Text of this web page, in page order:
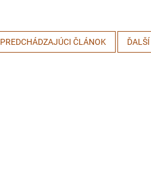
PREDCHÁDZAJÚCI ČLÁNOK